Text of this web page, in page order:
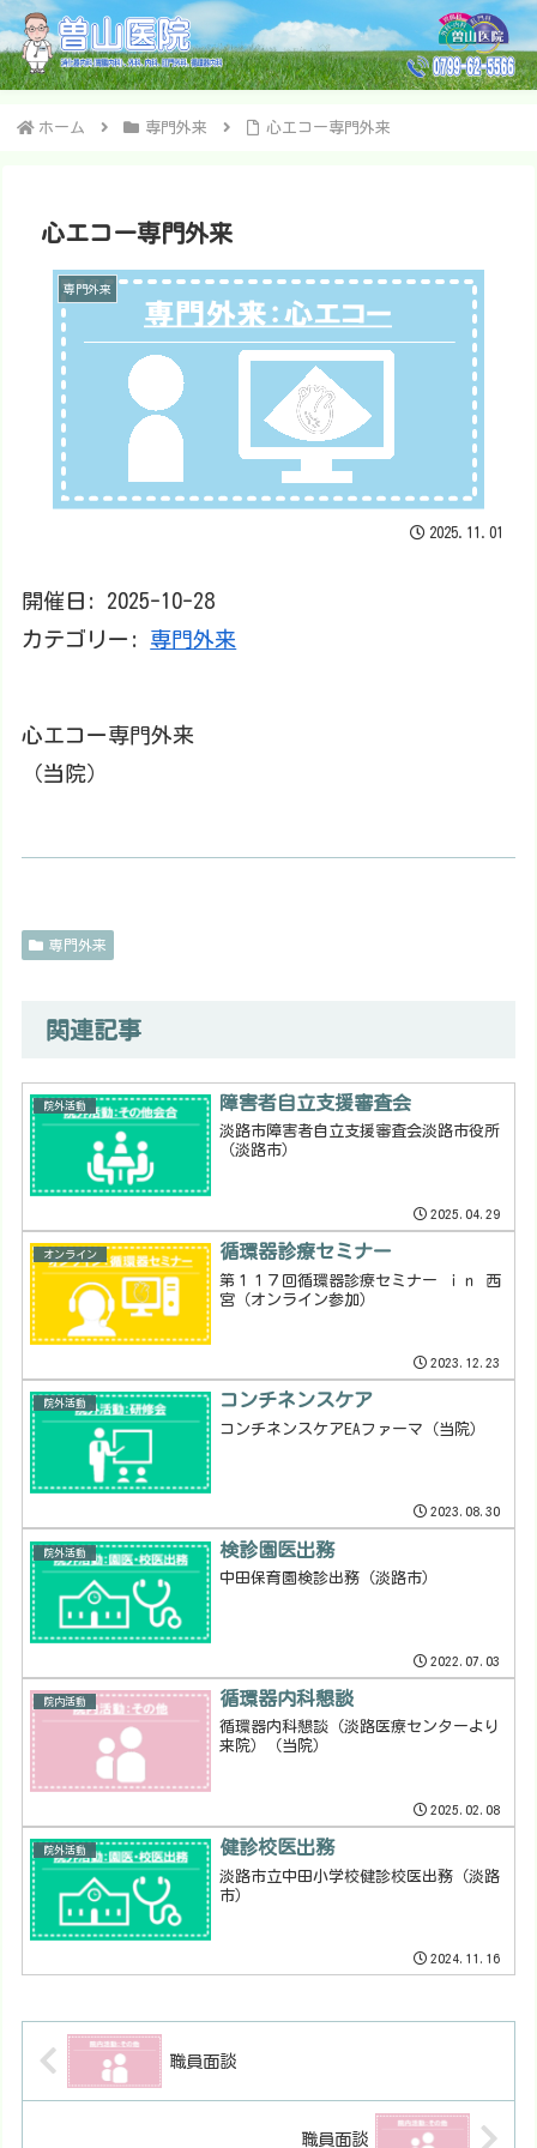
ホーム 専門外来 心エコー専門外来
心エコー専門外来
専門外来
2025.11.01
開催日: 2025-10-28
カテゴリー: 専門外来
心エコー専門外来
（当院）
専門外来
関連記事
院外活動 障害者自立支援審査会
淡路市障害者自立支援審査会淡路市役所
（淡路市）
2025.04.29
オンライン 循環器診療セミナー
第１１７回循環器診療セミナー ｉｎ 西
宮（オンライン参加）
2023.12.23
院外活動 コンチネンスケア
コンチネンスケアEAファーマ（当院）
2023.08.30
院外活動 検診園医出務
中田保育園検診出務（淡路市）
2022.07.03
院内活動 循環器内科懇談
循環器内科懇談（淡路医療センターより
来院）（当院）
2025.02.08
院外活動 健診校医出務
淡路市立中田小学校健診校医出務（淡路
市）
2024.11.16
職員面談
職員面談